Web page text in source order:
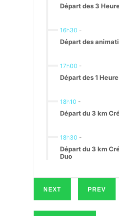
Départ des 3
16h30 -
Départ des
17h00 -
Départ des 1
18h10 -
Départ du 3 km
18h30 -
Départ du 3 km
Duo
NEXT PREV